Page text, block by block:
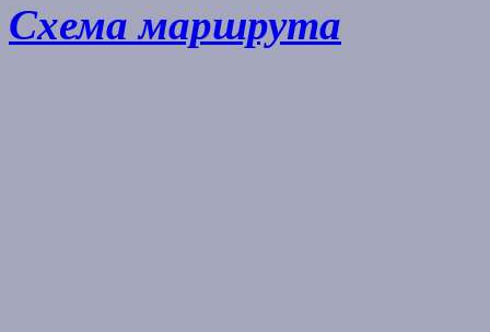
Схема маршрута